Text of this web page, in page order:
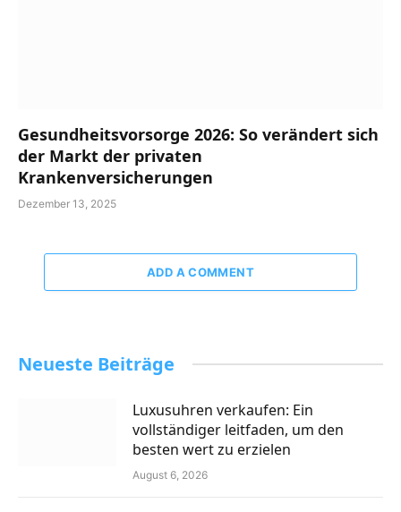
Gesundheitsvorsorge 2026: So verändert sich
der Markt der privaten
Krankenversicherungen
Dezember 13, 2025
ADD A COMMENT
Neueste Beiträge
Luxusuhren verkaufen: Ein
vollständiger leitfaden, um den
besten wert zu erzielen
August 6, 2026